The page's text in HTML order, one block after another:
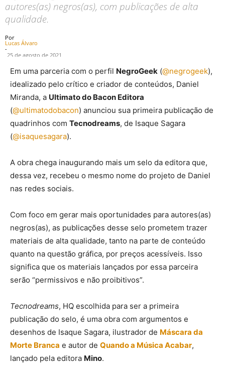
autores(as) negros(as), com publicações de alta
qualidade.
Por
Lucas Álvaro
-
25 de agosto de 2021
Em uma parceria com o perfil NegroGeek (@negrogeek),
idealizado pelo crítico e criador de conteúdos, Daniel
Miranda, a Ultimato do Bacon Editora
(@ultimatodobacon) anunciou sua primeira publicação de
quadrinhos com Tecnodreams, de Isaque Sagara
(@isaquesagara).
A obra chega inaugurando mais um selo da editora que,
dessa vez, recebeu o mesmo nome do projeto de Daniel
nas redes sociais.
Com foco em gerar mais oportunidades para autores(as)
negros(as), as publicações desse selo prometem trazer
materiais de alta qualidade, tanto na parte de conteúdo
quanto na questão gráfica, por preços acessíveis. Isso
significa que os materiais lançados por essa parceira
serão “permissivos e não proibitivos”.
Tecnodreams, HQ escolhida para ser a primeira
publicação do selo, é uma obra com argumentos e
desenhos de Isaque Sagara, ilustrador de Máscara da
Morte Branca e autor de Quando a Música Acabar,
lançado pela editora Mino.